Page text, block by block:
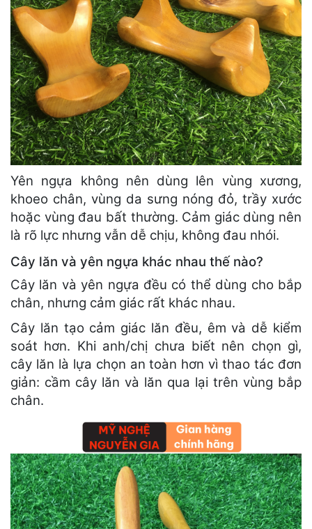
Yên ngựa không nên dùng lên vùng xương,
khoeo chân, vùng da sưng nóng đỏ, trầy xước
hoặc vùng đau bất thường. Cảm giác dùng nên
là rõ lực nhưng vẫn dễ chịu, không đau nhói.
Cây lăn và yên ngựa khác nhau thế nào?
Cây lăn và yên ngựa đều có thể dùng cho bắp
chân, nhưng cảm giác rất khác nhau.
Cây lăn tạo cảm giác lăn đều, êm và dễ kiểm
soát hơn. Khi anh/chị chưa biết nên chọn gì,
cây lăn là lựa chọn an toàn hơn vì thao tác đơn
giản: cầm cây lăn và lăn qua lại trên vùng bắp
chân.